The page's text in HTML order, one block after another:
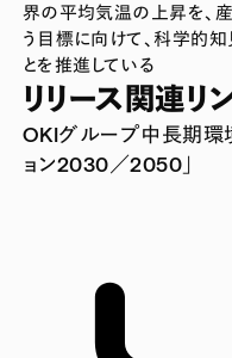
界の平均気温の上昇を、
う目標に向けて、科学的
とを推進している
リリース関連リ
OKIグループ中長期環
ョン2030／2050」